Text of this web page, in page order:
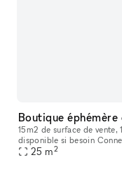
Boutique éphémère
15m2 de surface de vente,
disponible si besoin
possibilité de cuisiner sur
25 m2